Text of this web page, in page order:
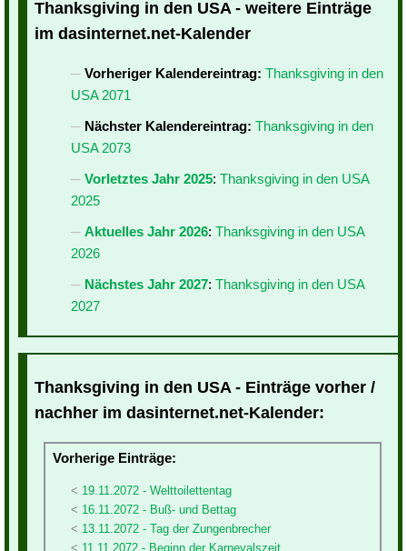
Thanksgiving in den USA - weitere Einträge
im dasinternet.net-Kalender
Vorheriger Kalendereintrag: Thanksgiving in den
USA 2071
Nächster Kalendereintrag: Thanksgiving in den
USA 2073
Vorletztes Jahr 2025: Thanksgiving in den USA
2025
Aktuelles Jahr 2026: Thanksgiving in den USA
2026
Nächstes Jahr 2027: Thanksgiving in den USA
2027
Thanksgiving in den USA - Einträge vorher /
nachher im dasinternet.net-Kalender:
Vorherige Einträge:
19.11.2072 - Welttoilettentag
16.11.2072 - Buß- und Bettag
13.11.2072 - Tag der Zungenbrecher
11.11.2072 - Beginn der Karnevalszeit